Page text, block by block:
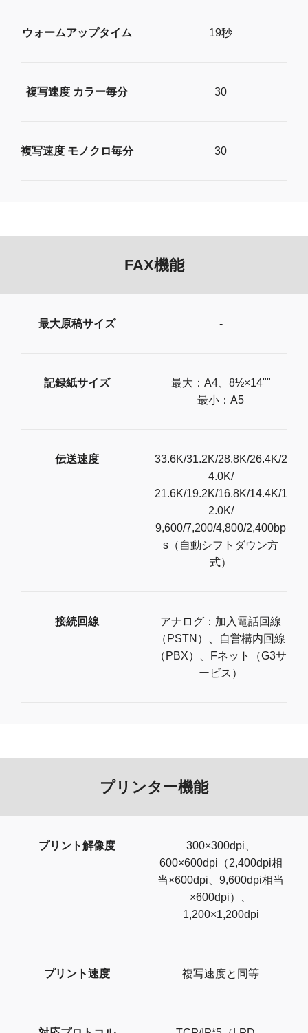
ウォームアップタイム 19秒
複写速度 カラー毎分 30
複写速度 モノクロ毎分 30
FAX機能
最大原稿サイズ -
記録紙サイズ
最大：A4、8½×14""
最小：A5
伝送速度
33.6K/31.2K/28.8K/26.4K/2
4.0K/
21.6K/19.2K/16.8K/14.4K/1
2.0K/
9,600/7,200/4,800/2,400bp
s（自動シフトダウン方
式）
接続回線
アナログ：加入電話回線
（PSTN）、自営構内回線
（PBX）、Fネット（G3サ
ービス）
プリンター機能
プリント解像度
300×300dpi、
600×600dpi（2,400dpi相
当×600dpi、9,600dpi相当
×600dpi）、
1,200×1,200dpi
プリント速度 複写速度と同等